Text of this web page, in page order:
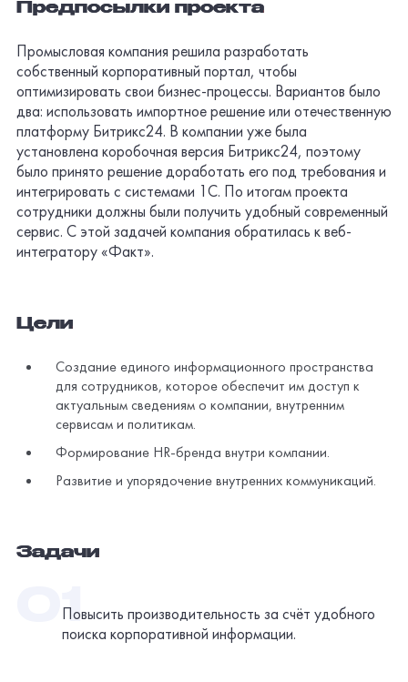
Предпосылки проекта
Промысловая компания решила разработать
собственный корпоративный портал, чтобы
оптимизировать свои бизнес-процессы. Вариантов было
два: использовать импортное решение или отечественную
платформу Битрикс24. В компании уже была
установлена коробочная версия Битрикс24, поэтому
было принято решение доработать его под требования и
интегрировать с системами 1С. По итогам проекта
сотрудники должны были получить удобный современный
сервис. С этой задачей компания обратилась к веб-
интегратору «Факт».
Цели
Создание единого информационного пространства
для сотрудников, которое обеспечит им доступ к
актуальным сведениям о компании, внутренним
сервисам и политикам.
Формирование HR-бренда внутри компании.
Развитие и упорядочение внутренних коммуникаций.
Задачи
Повысить производительность за счёт удобного
поиска корпоративной информации.